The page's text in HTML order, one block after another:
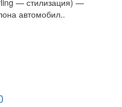
— стилизация) —
автомобил..